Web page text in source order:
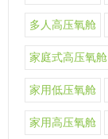
多人高压氧舱
家庭式高压氧舱
家用低压氧舱
家用高压氧舱